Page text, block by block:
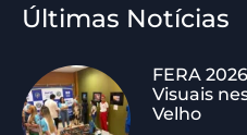
Últimas Notícias
FERA
Visuais
Velho